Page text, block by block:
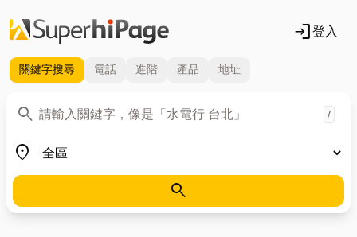
login登入
關鍵字搜尋 電話 進階 產品 地址
search
關鍵字 /
place
地區
search